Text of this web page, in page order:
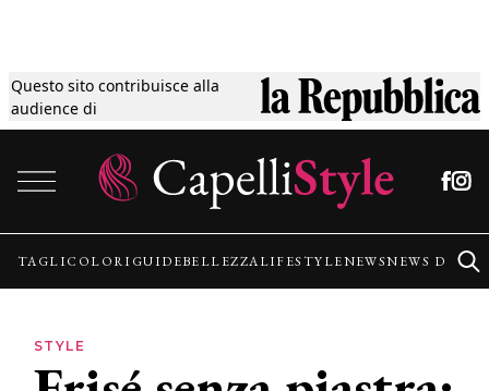
Questo sito contribuisce alla
audience di
Tagli
Colori
Guide
TAGLICOLORI GUIDEBELLEZZALIFESTYLENEWSNEWS
STYLE